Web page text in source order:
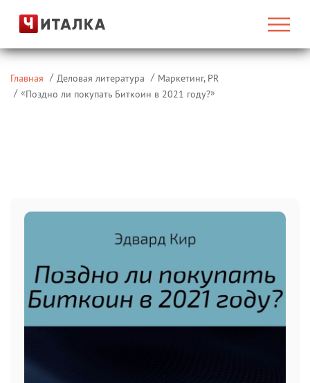
Главная Деловая литература
Маркетинг, PR
«Поздно ли покупать Биткоин в 2021 году?»